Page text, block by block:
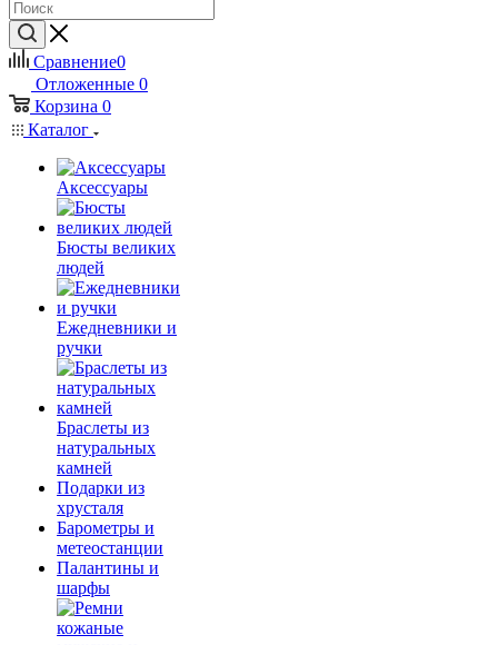
Сравнение0
Отложенные 0
Корзина 0
Каталог
Аксессуары
Бюсты великих
людей
Ежедневники и
ручки
Браслеты из
натуральных
камней
Подарки из
хрусталя
Барометры и
метеостанции
Палантины и
шарфы